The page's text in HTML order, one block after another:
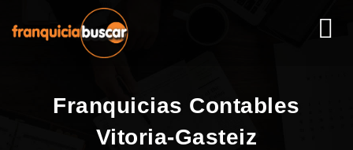
Franquicias Contables
Vitoria-Gasteiz